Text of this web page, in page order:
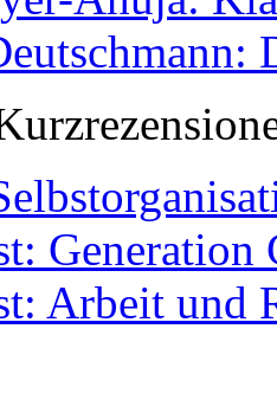
Generation
Arbeit und